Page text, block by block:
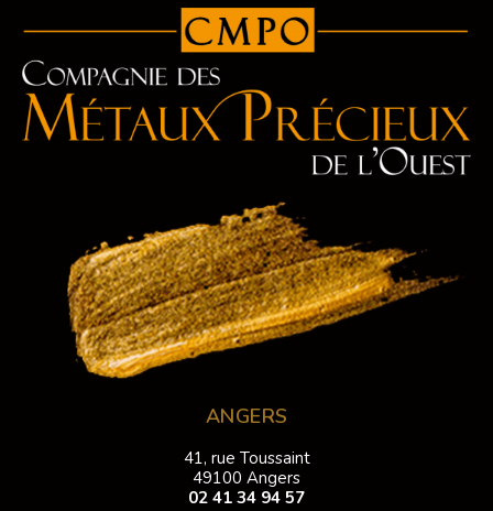
ANGERS
41, rue Toussaint
49100 Angers
02 41 34 94 57